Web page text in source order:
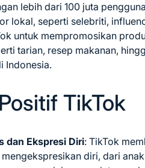
lebih dari 100 juta
lokal, seperti selebriti,
untuk mempromosikan
tarian, resep makanan,
Indonesia.
TikTok
dan Ekspresi Diri: TikTok
mengekspresikan diri, dari